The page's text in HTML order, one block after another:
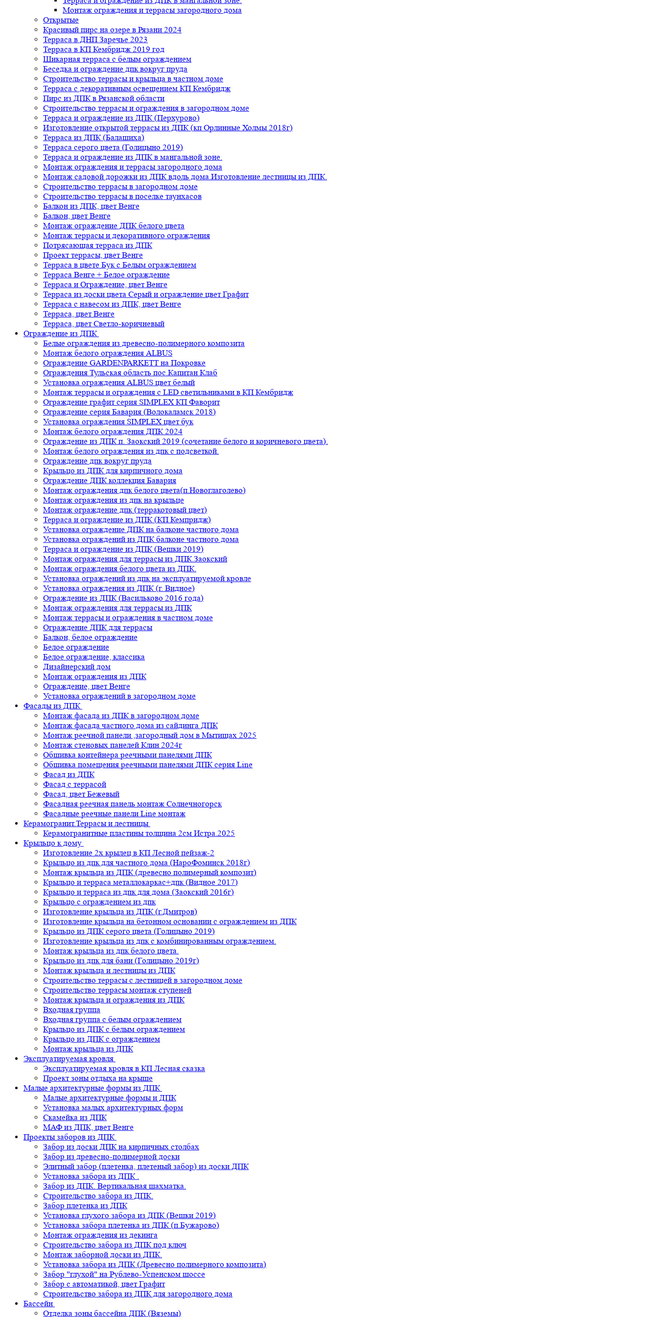
Монтаж ограждения и террасы загородного дома
Открытые
Красивый пирс на озере в Рязани 2024
Терраса в ДНП Заречье 2023
Терраса в КП Кембридж 2019 год
Шикарная терраса с белым ограждением
Беседка и ограждение дпк вокруг пруда
Строительство террасы и крыльца в частном доме
Терраса с декоративным освещением КП Кембридж
Пирс из ДПК в Рязанской области
Строительство террасы и ограждения в загородном доме
Терраса и ограждение из ДПК (Перхурово)
Изготовление открытой террасы из ДПК (кп Орлинные Холмы 2018г)
Терраса из ДПК (Балашиха)
Терраса серого цвета (Голицыно 2019)
Терраса и ограждение из ДПК в мангальной зоне.
Монтаж ограждения и террасы загородного дома
Монтаж садовой дорожки из ДПК вдоль дома.Изготовление лестницы из ДПК.
Строительство террасы в загородном доме
Строительство террасы в поселке таунхасов
Балкон из ДПК, цвет Венге
Балкон, цвет Венге
Монтаж ограждение ДПК белого цвета
Монтаж террасы и декоративного ограждения
Потрясающая терраса из ДПК
Проект террасы, цвет Венге
Терраса в цвете Бук с Белым ограждением
Терраса Венге + Белое ограждение
Терраса и Ограждение, цвет Венге
Терраса из доски цвета Серый и ограждение цвет Графит
Терраса с навесом из ДПК, цвет Венге
Терраса, цвет Венге
Терраса, цвет Светло-коричневый
Ограждение из ДПК
Белые ограждения из древесно-полимерного композита
Монтаж белого ограждения ALBUS
Ограждение GARDENPARKETT на Покровке
Ограждения Тульская область пос.Капитан Клаб
Установка ограждения ALBUS цвет белый
Монтаж террасы и ограждения с LED светильниками в КП Кембридж
Ограждение графит серия SIMPLEX КП Фаворит
Ограждение серия Бавария (Волокаламск 2018)
Установка ограждения SIMPLEX цвет бук
Монтаж белого ограждения ДПК 2024
Ограждение из ДПК п. Заокский 2019 (сочетание белого и коричневого цвета).
Монтаж белого ограждения из дпк с подсветкой.
Ограждение дпк вокруг пруда
Крыльцо из ДПК для кирпичного дома
Ограждение ДПК коллекция Бавария
Монтаж ограждения дпк белого цвета(п.Новоглаголево)
Монтаж ограждения из дпк на крыльце
Монтаж ограждение дпк (терракотовый цвет)
Терраса и ограждение из ДПК (КП Кемпридж)
Установка ограждение ДПК на балконе частного дома
Установка ограждений из ДПК балконе частного дома
Терраса и ограждение из ДПК (Вешки 2019)
Монтаж ограждения для террасы из ДПК.Заокский
Монтаж ограждения белого цвета из ДПК.
Установка ограждений из дпк на эксплуатируемой кровле
Установка ограждения из ДПК (г. Видное)
Ограждение из ДПК (Васильково 2016 года)
Монтаж ограждения для террасы из ДПК
Монтаж террасы и ограждения в частном доме
Ограждение ДПК для террасы
Балкон, белое ограждение
Белое ограждение
Белое ограждение, классика
Дизайнерский дом
Монтаж ограждения из ДПК
Ограждение, цвет Венге
Установка ограждений в загородном доме
Фасады из ДПК
Монтаж фасада из ДПК в загородном доме
Монтаж фасада частного дома из сайдинга ДПК
Монтаж реечной панели ,загородный дом в Мытищах 2025
Монтаж стеновых панелей Клин 2024г
Обшивка контейнера реечными панелями ДПК
Обшивка помещения реечными панелями ДПК серия Line
Фасад из ДПК
Фасад с террасой
Фасад, цвет Бежевый
Фасадная реечная панель монтаж Солнечногорск
Фасадные реечные панели Line монтаж
Керамогранит.Террасы и лестницы
Керамогранитные пластины толщина 2см Истра.2025
Крыльцо к дому
Изготовление 2х крылец в КП Лесной пейзаж-2
Крыльцо из дпк для частного дома (НароФоминск 2018г)
Монтаж крыльца из ДПК (древесно полимерный композит)
Крыльцо и терраса металлокаркас+дпк (Видное 2017)
Крыльцо и терраса из дпк для дома (Заокский 2016г)
Крыльцо с ограждением из дпк
Изготовление крыльца из ДПК (г.Дмитров)
Изготовление крыльца на бетонном основании с ограждением из ДПК
Крыльцо из ДПК серого цвета (Голицыно 2019)
Изготовление крыльца из дпк с комбинированным ограждением.
Монтаж крыльца из дпк белого цвета.
Крыльцо из дпк для бани (Голицыно 2019г)
Монтаж крыльца и лестницы из ДПК
Строительство террасы с лестницей в загородном доме
Строительство террасы монтаж ступеней
Монтаж крыльца и ограждения из ДПК
Входная группа
Входная группа с белым ограждением
Крыльцо из ДПК с белым ограждением
Крыльцо из ДПК с ограждением
Монтаж крыльца из ДПК
Эксплуатируемая кровля
Эксплуатируемая кровля в КП Лесная сказка
Проект зоны отдыха на крыше
Малые архитектурные формы из ДПК
Малые архитектурные формы и ДПК
Установка малых архитектурных форм
Скамейка из ДПК
МАФ из ДПК, цвет Венге
Проекты заборов из ДПК
Забор из доски ДПК на кирпичных столбах
Забор из древесно-полимерной доски
Элитный забор (плетенка, плетеный забор) из доски ДПК
Установка забора из ДПК .
Забор из ДПК. Вертикальная шахматка.
Строительство забора из ДПК.
Забор плетенка из ДПК
Установка глухого забора из ДПК (Вешки 2019)
Установка забора плетенка из ДПК (п.Бужарово)
Монтаж ограждения из декинга
Строительство забора из ДПК под ключ
Монтаж заборной доски из ДПК.
Установка забора из ДПК (Древесно полимерного композита)
Забор "глухой" на Рублево-Успенском шоссе
Забор с автоматикой, цвет Графит
Строительство забора из ДПК для загородного дома
Бассейн
Отделка зоны бассейна ДПК (Вяземы)